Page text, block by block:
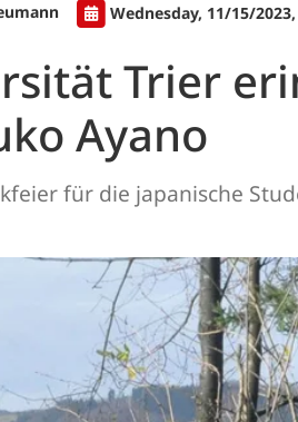
Wednesday, 11/15/
Trier
Ayano
für die japanische